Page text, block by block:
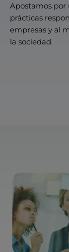
Apostamos por
prácticas
empresas y al
la sociedad.